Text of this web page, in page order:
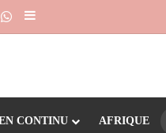
Dailymotion
Suivre la chaîne 24heureinfo
Sidebar (barre latérale)
CONTINU AFRIQUE